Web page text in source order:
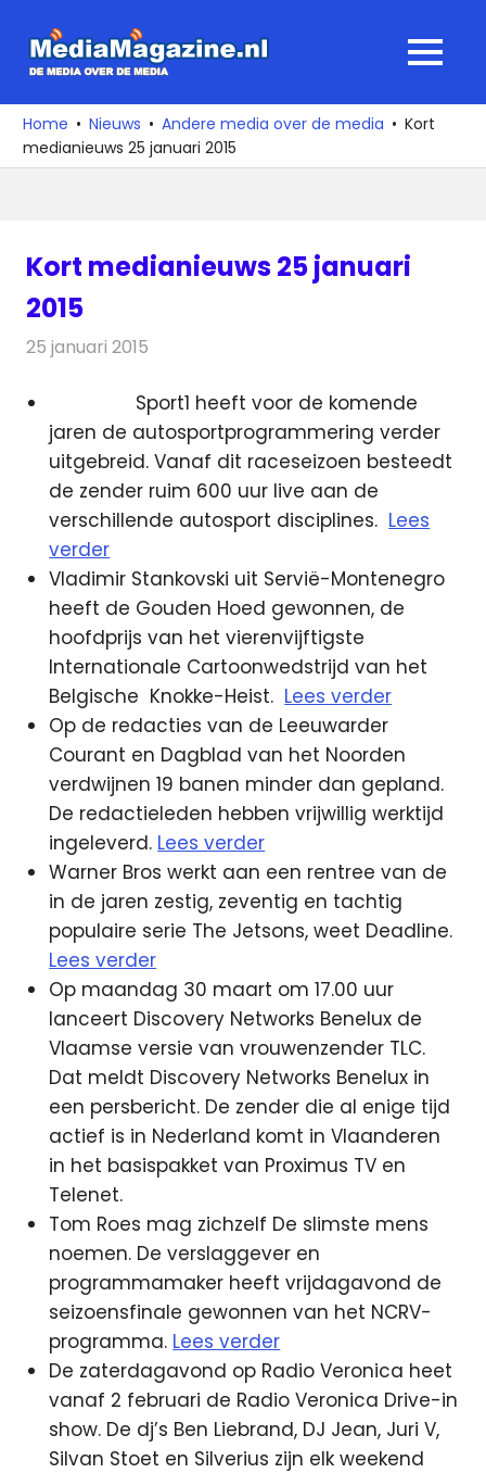
naar
media
over
de
MENU
Home Nieuws Andere media over de media
Kort
medianieuws 25 januari 2015
Kort medianieuws 25 januari
2015
25 januari 2015
Sport1 heeft voor de komende
jaren de autosportprogrammering verder
uitgebreid. Vanaf dit raceseizoen besteedt
de zender ruim 600 uur live aan de
verschillende autosport disciplines. Lees
verder
Vladimir Stankovski uit Servië-Montenegro
heeft de Gouden Hoed gewonnen, de
hoofdprijs van het vierenvijftigste
Internationale Cartoonwedstrijd van het
Belgische Knokke-Heist. Lees verder
Op de redacties van de Leeuwarder
Courant en Dagblad van het Noorden
verdwijnen 19 banen minder dan gepland.
De redactieleden hebben vrijwillig werktijd
ingeleverd. Lees verder
Warner Bros werkt aan een rentree van de
in de jaren zestig, zeventig en tachtig
populaire serie The Jetsons, weet Deadline.
Lees verder
Op maandag 30 maart om 17.00 uur
lanceert Discovery Networks Benelux de
Vlaamse versie van vrouwenzender TLC.
Dat meldt Discovery Networks Benelux in
een persbericht. De zender die al enige tijd
actief is in Nederland komt in Vlaanderen
in het basispakket van Proximus TV en
Telenet.
Tom Roes mag zichzelf De slimste mens
noemen. De verslaggever en
programmamaker heeft vrijdagavond de
seizoensfinale gewonnen van het NCRV-
programma. Lees verder
De zaterdagavond op Radio Veronica heet
vanaf 2 februari de Radio Veronica Drive-in
show. De dj’s Ben Liebrand, DJ Jean, Juri V,
Silvan Stoet en Silverius zijn elk weekend